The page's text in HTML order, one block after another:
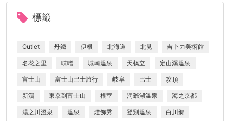
標籤
Outlet 丹鐵 伊根 北海道 北見 吉卜力美術館
名花之里 味噌 城崎溫泉 天橋立 定山溪溫泉
富士山 富士山巴士旅行 岐阜 巴士 攻頂
新瀉 東京到富士山 根室 洞爺湖溫泉 海之京都
湯之川溫泉 溫泉 燈飾秀 登別溫泉 白川鄉